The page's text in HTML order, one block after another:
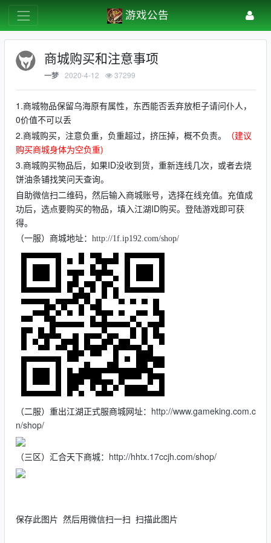
游戏公告
商城购买和注意事项
一梦 2020-4-12 37299
1.商城物品保留乌海原有属性，东西能否丢弃放柜子请问仆人，
0价值不可以丢
2.商城购买，注意负重，负重超过，挤压掉，概不负责。
（建议
购买商城身体为空负重)
3.商城购买物品后，如果ID没收到货，重新连线几次，或者去烧
饼油条铺找笑问天查询。
自助微信扫二维码，然后输入商城账号，选择在线充值。充值成
功后，选点要购买的物品，填入江湖ID购买。登陆游戏即可获
得。
（一服）商城地址： http://1f.ip192.com/shop/
（二服）重出江湖正式服商城网址： http://www.gameking.com.c
n/shop/
（三区）汇合天下商城： http://hhtx.17ccjh.com/shop/
保存此图片 然后用微信扫一扫 扫描此图片